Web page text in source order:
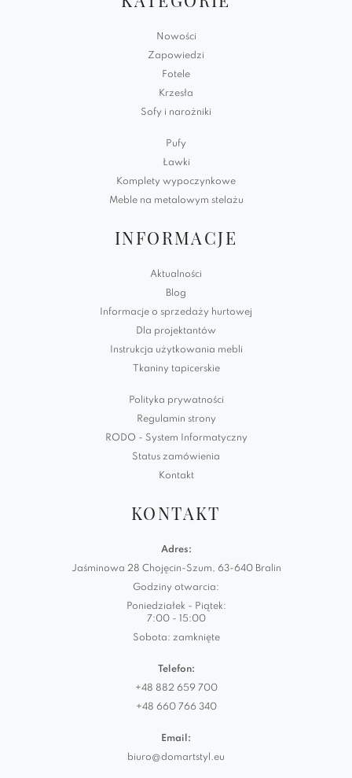
Nowości
Zapowiedzi
Fotele
Krzesła
Sofy i narożniki
Pufy
Ławki
Komplety wypoczynkowe
Meble na metalowym stelażu
INFORMACJE
Aktualności
Blog
Informacje o sprzedaży hurtowej
Dla projektantów
Instrukcja użytkowania mebli
Tkaniny tapicerskie
Polityka prywatności
Regulamin strony
RODO - System Informatyczny
Status zamówienia
Kontakt
KONTAKT
Adres:
Jaśminowa 28 Chojęcin-Szum, 63-640 Bralin
Godziny otwarcia:
Poniedziałek - Piątek:
7:00 - 15:00
Sobota: zamknięte
Telefon:
+48 882 659 700
+48 660 766 340
Email:
biuro@domartstyl.eu